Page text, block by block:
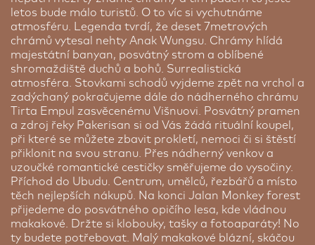
bez starostí.
Cena dle délky parkování
letos bude málo turistů. O to víc si vychutnáme
atmosféru. Legenda tvrdí, že deset 7metrových
chrámů vytesal nehty Anak Wungsu. Chrámy hlídá
majestátní banyan, posvátný strom a oblíbené
shromaždiště duchů a bohů. Surrealistická
atmosféra. Stovkami schodů vyjdeme zpět na vrchol a
zadýchaný pokračujeme dále do nádherného chrámu
Tirta Empul zasvěcenému Višnuovi. Posvátný pramen
a zdroj řeky Pakerisan si od Vás žádá rituální koupel,
při které se můžete zbavit prokletí, nemoci či si štěstí
přiklonit na svou stranu. Přes nádherný venkov a
uzoučké romantické cestičky směřujeme do vysočiny.
Příchod do Ubudu. Centrum, umělců, řezbářů a místo
těch nejlepších nákupů. Na konci Jalan Monkey forest
přijedeme do posvátného opičího lesa, kde vládnou
makakové. Držte si klobouky, tašky a fotoaparáty! No
ty budete potřebovat. Malý makakové blázní, skáčou